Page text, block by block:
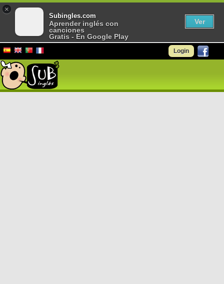
Login
×
Subingles.com
Aprender inglés con
canciones
Gratis - En Google Play
Ver